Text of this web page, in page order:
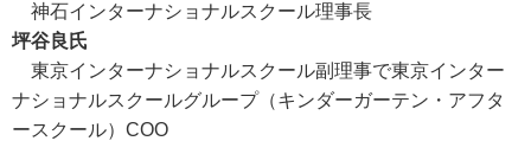
神石インターナショナルスクール理事長
坪谷良氏
東京インターナショナルスクール副理事で東京インター
ナショナルスクールグループ（キンダーガーテン・アフタ
ースクール）COO